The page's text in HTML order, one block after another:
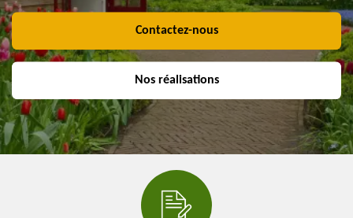
Contactez-nous
Nos réalisations